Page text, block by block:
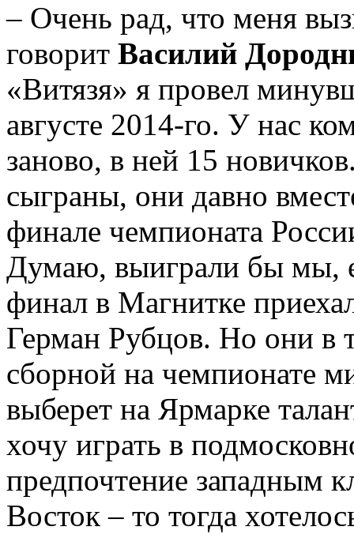
– Очень рад, что меня
говорит Василий
«Витязя» я провел
августе 2014-го. У нас
заново, в ней 15
сыграны, они давно
финале чемпионата
Думаю, выиграли бы мы,
финал в Магнитке
Герман Рубцов. Но они в
сборной на чемпионате
выберет на Ярмарке
хочу играть в
предпочтение западным
Восток – то тогда